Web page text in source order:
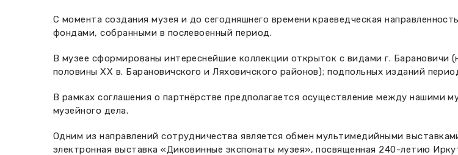
С момента создания музея и до сегодняшнего времени краеведческая
фондами, собранными в послевоенный период.
В музее сформированы интереснейшие коллекции открыток с видами г. Барановичи
половины XX в. Барановичского и Ляховичского районов); подпольных изданий
В рамках соглашения о партнёрстве предполагается осуществление между нашими
музейного дела.
Одним из направлений сотрудничества является обмен мультимедийными
электронная выставка «Диковинные экспонаты музея», посвященная 240-летию